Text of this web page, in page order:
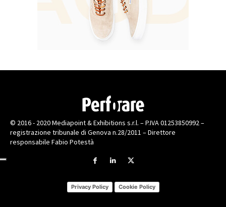
© 2016 - 2020 Mediapoint & Exhibitions s.r.l. – P.IVA 01253850992 –
registrazione tribunale di Genova n.28/2011 – Direttore
responsabile Fabio Potestà
Privacy Policy Cookie Policy